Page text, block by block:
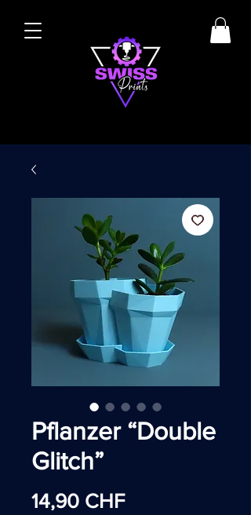
Pflanzer “Double
Glitch”
14,90 CHFPrix